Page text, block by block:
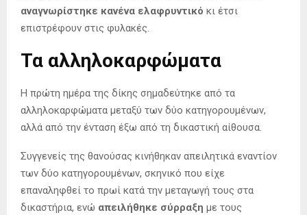
αναγνωρίστηκε κανένα ελαφρυντικό κι έτσι
επιστρέφουν στις φυλακές.
Τα αλληλοκαρφώματα
Η πρώτη ημέρα της δίκης σημαδεύτηκε από τα
αλληλοκαρφώματα μεταξύ των δύο κατηγορουμένων,
αλλά από την ένταση έξω από τη δικαστική αίθουσα.
Συγγενείς της θανούσας κινήθηκαν απειλητικά εναντίον
των δύο κατηγορουμένων, σκηνικό που είχε
επαναληφθεί το πρωί κατά την μεταγωγή τους στα
δικαστήρια, ενώ απειλήθηκε σύρραξη με τους